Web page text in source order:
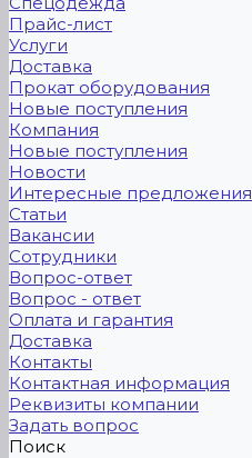
Прайс-лист
Услуги
Доставка
Прокат оборудования
Новые поступления
Компания
Новые поступления
Новости
Интересные предложения
Статьи
Вакансии
Сотрудники
Вопрос-ответ
Вопрос - ответ
Оплата и гарантия
Доставка
Контакты
Контактная информация
Реквизиты компании
Задать вопрос
Поиск